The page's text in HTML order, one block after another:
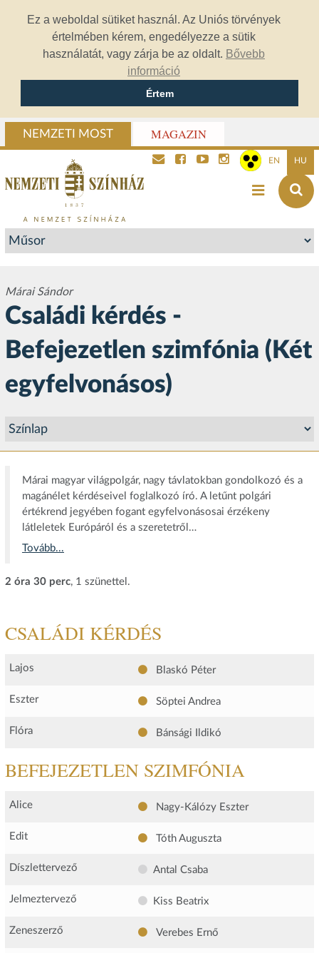
Ez a weboldal sütiket használ. Az Uniós törvények
értelmében kérem, engedélyezze a sütik
használatát, vagy zárja be az oldalt. Bővebb
információ
Értem
NEMZETI MOST MAGAZIN
EN HU
Márai Sándor
Családi kérdés -
Befejezetlen szimfónia (Két
egyfelvonásos)
Márai magyar világpolgár, nagy távlatokban gondolkozó és a
magánélet kérdéseivel foglalkozó író. A letűnt polgári
értékrend jegyében fogant egyfelvonásosai érzékeny
látleletek Európáról és a szeretetről…
Tovább...
2 óra 30 perc, 1 szünettel.
CSALÁDI KÉRDÉS
Lajos Blaskó Péter
Eszter Söptei Andrea
Flóra Bánsági Ildikó
BEFEJEZETLEN SZIMFÓNIA
Alice Nagy-Kálózy Eszter
Edit Tóth Auguszta
Díszlettervező Antal Csaba
Jelmeztervező Kiss Beatrix
Zeneszerző Verebes Ernő